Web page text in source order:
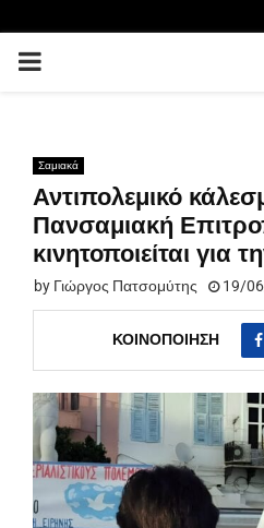
PRIMARY
Σαμιακά
Αντιπολεμικό
Πανσαμιακή
κινητοποιείται για
by Γιώργος Πατσομύτης 19/
ΚΟΙΝΟΠΟΊΗΣΗ